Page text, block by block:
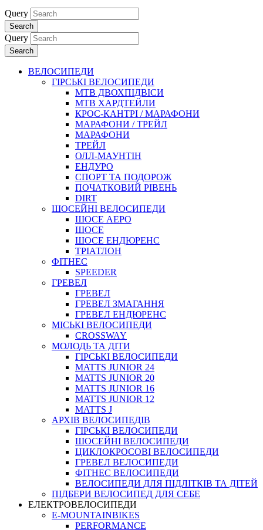
Query
Search
Query
Search
ВЕЛОСИПЕДИ
ГІРСЬКІ ВЕЛОСИПЕДИ
MTB ДВОХПIДВIСИ
MTB ХАРДТЕЙЛИ
КРОС-КАНТРI / МАРАФОНИ
МАРАФОНИ / ТРЕЙЛ
МАРАФОНИ
ТРЕЙЛ
ОЛЛ-МАУНТIН
ЕНДУРО
СПОРТ ТА ПОДОРОЖ
ПОЧАТКОВИЙ РIВЕНЬ
DIRT
ШОСЕЙНІ ВЕЛОСИПЕДИ
ШОСЕ АЕРО
ШОСЕ
ШОСЕ ЕНДЮРЕНС
ТРІАТЛОН
ФІТНЕС
SPEEDER
ГРЕВЕЛ
ГРЕВЕЛ
ГРЕВЕЛ ЗМАГАННЯ
ГРЕВЕЛ ЕНДЮРЕНС
МІСЬКІ ВЕЛОСИПЕДИ
CROSSWAY
МОЛОДЬ ТА ДІТИ
ГIРСЬКI ВЕЛОСИПЕДИ
MATTS JUNIOR 24
MATTS JUNIOR 20
MATTS JUNIOR 16
MATTS JUNIOR 12
MATTS J
АРХIВ ВЕЛОСИПЕДIВ
ГІРСЬКІ ВЕЛОСИПЕДИ
ШОСЕЙНІ ВЕЛОСИПЕДИ
ЦИКЛОКРОСОВІ ВЕЛОСИПЕДИ
ГРЕВЕЛ ВЕЛОСИПЕДИ
ФІТНЕС ВЕЛОСИПЕДИ
ВЕЛОСИПЕДИ ДЛЯ ПІДЛІТКІВ ТА ДІТЕЙ
ПIДБЕРИ ВЕЛОСИПЕД ДЛЯ СЕБЕ
ЕЛЕКТРОВЕЛОСИПЕДИ
E-MOUNTAINBIKES
PERFORMANCE